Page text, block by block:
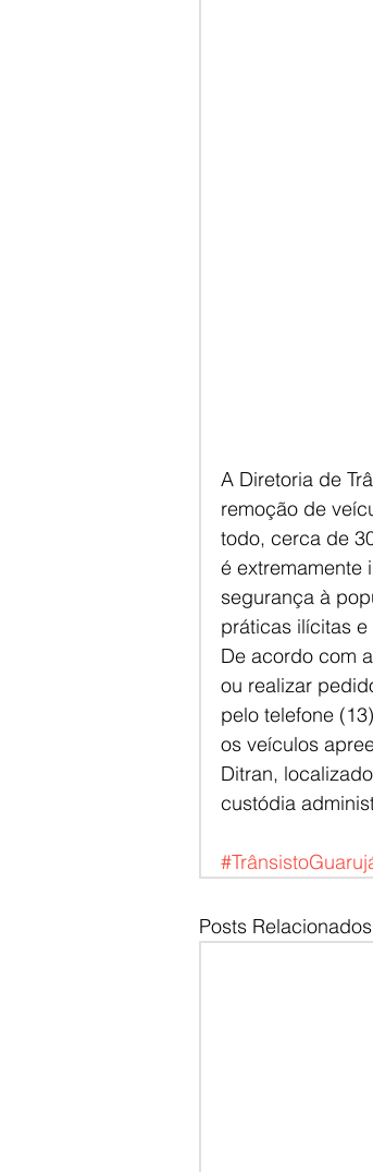
A Diretoria de
remoção de
todo, cerca de
é extremamente
segurança à
práticas ilícitas
De acordo com
ou realizar
pelo telefone
os veículos
Ditran,
custódia
Posts Relacionados